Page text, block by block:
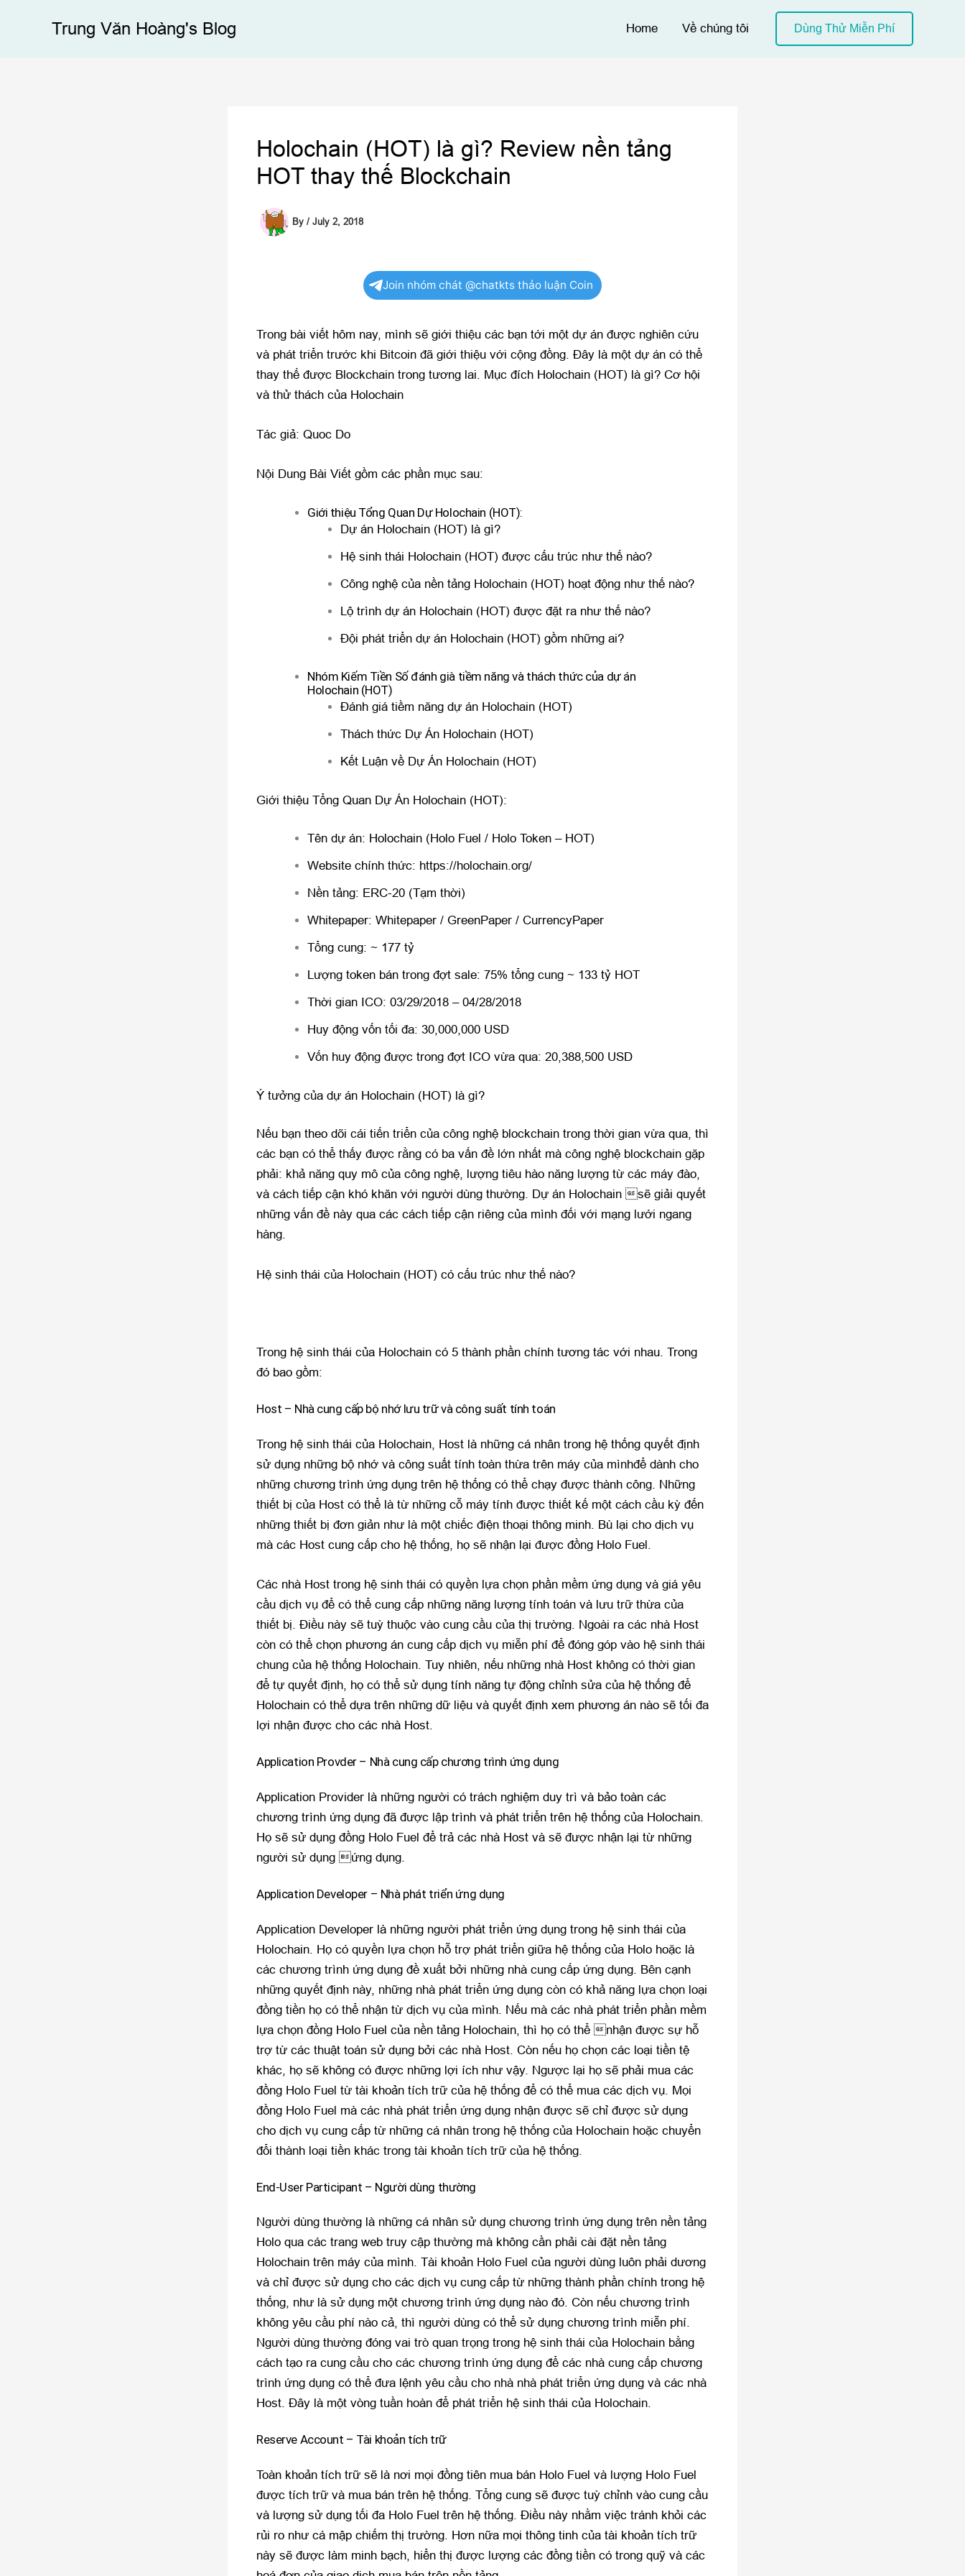
Trung Văn Hoàng's Blog Home Về chúng tôi Dùng Thử Miễn Phí
Holochain (HOT) là gì? Review nền tảng
HOT thay thế Blockchain
By / July 2, 2018
Join nhóm chát @chatkts thảo luận Coin
Trong bài viết hôm nay, mình sẽ giới thiệu các bạn tới một dự án được nghiên cứu
và phát triển trước khi Bitcoin đã giới thiệu với cộng đồng. Đây là một dự án có thể
thay thế được Blockchain trong tương lai. Mục đích Holochain (HOT) là gì? Cơ hội
và thử thách của Holochain
Tác giả: Quoc Do
Nội Dung Bài Viết gồm các phần mục sau:
Giới thiệu Tổng Quan Dự Holochain (HOT):
Dự án Holochain (HOT) là gì?
Hệ sinh thái Holochain (HOT) được cấu trúc như thế nào?
Công nghệ của nền tảng Holochain (HOT) hoạt động như thế nào?
Lộ trình dự án Holochain (HOT) được đặt ra như thế nào?
Đội phát triển dự án Holochain (HOT) gồm những ai?
Nhóm Kiếm Tiền Số đánh già tiềm năng và thách thức của dự án
Holochain (HOT)
Đánh giá tiềm năng dự án Holochain (HOT)
Thách thức Dự Án Holochain (HOT)
Kết Luận về Dự Án Holochain (HOT)
Giới thiệu Tổng Quan Dự Án Holochain (HOT):
Tên dự án: Holochain (Holo Fuel / Holo Token – HOT)
Website chính thức: https://holochain.org/
Nền tảng: ERC-20 (Tạm thời)
Whitepaper: Whitepaper / GreenPaper / CurrencyPaper
Tổng cung: ~ 177 tỷ
Lượng token bán trong đợt sale: 75% tổng cung ~ 133 tỷ HOT
Thời gian ICO: 03/29/2018 – 04/28/2018
Huy động vốn tối đa: 30,000,000 USD
Vốn huy động được trong đợt ICO vừa qua: 20,388,500 USD
Ý tưởng của dự án Holochain (HOT) là gì?
Nếu bạn theo dõi cái tiến triển của công nghệ blockchain trong thời gian vừa qua, thì
các bạn có thể thấy được rằng có ba vấn đề lớn nhất mà công nghệ blockchain gặp
phải: khả năng quy mô của công nghệ, lượng tiêu hào năng lượng từ các máy đào,
và cách tiếp cận khó khăn với người dùng thường. Dự án Holochain sẽ giải quyết
những vấn đề này qua các cách tiếp cận riêng của mình đối với mạng lưới ngang
hàng.
Hệ sinh thái của Holochain (HOT) có cấu trúc như thế nào?
Trong hệ sinh thái của Holochain có 5 thành phần chính tương tác với nhau. Trong
đó bao gồm:
Host – Nhà cung cấp bộ nhớ lưu trữ và công suất tính toán
Trong hệ sinh thái của Holochain, Host là những cá nhân trong hệ thống quyết định
sử dụng những bộ nhớ và công suất tính toàn thừa trên máy của mìnhđể dành cho
những chương trình ứng dụng trên hệ thống có thể chạy được thành công. Những
thiết bị của Host có thể là từ những cỗ máy tính được thiết kế một cách cầu kỳ đến
những thiết bị đơn giản như là một chiếc điện thoại thông minh. Bù lại cho dịch vụ
mà các Host cung cấp cho hệ thống, họ sẽ nhận lại được đồng Holo Fuel.
Các nhà Host trong hệ sinh thái có quyền lựa chọn phần mềm ứng dụng và giá yêu
cầu dịch vụ để có thể cung cấp những năng lượng tính toán và lưu trữ thừa của
thiết bị. Điều này sẽ tuỳ thuộc vào cung cầu của thị trường. Ngoài ra các nhà Host
còn có thể chọn phương án cung cấp dịch vụ miễn phí để đóng góp vào hệ sinh thái
chung của hệ thống Holochain. Tuy nhiên, nếu những nhà Host không có thời gian
để tự quyết định, họ có thể sử dụng tính năng tự động chỉnh sửa của hệ thống để
Holochain có thể dựa trên những dữ liệu và quyết định xem phương án nào sẽ tối đa
lợi nhận được cho các nhà Host.
Application Provder – Nhà cung cấp chương trình ứng dụng
Application Provider là những người có trách nghiệm duy trì và bảo toàn các
chương trình ứng dụng đã được lập trình và phát triển trên hệ thống của Holochain.
Họ sẽ sử dụng đồng Holo Fuel để trả các nhà Host và sẽ được nhận lại từ những
người sử dụng ứng dụng.
Application Developer – Nhà phát triển ứng dụng
Application Developer là những người phát triển ứng dụng trong hệ sinh thái của
Holochain. Họ có quyền lựa chọn hỗ trợ phát triển giữa hệ thống của Holo hoặc là
các chương trình ứng dụng đề xuất bởi những nhà cung cấp ứng dụng. Bên cạnh
những quyết định này, những nhà phát triển ứng dụng còn có khả năng lựa chọn loại
đồng tiền họ có thể nhận từ dịch vụ của mình. Nếu mà các nhà phát triển phần mềm
lựa chọn đồng Holo Fuel của nền tảng Holochain, thì họ có thể nhận được sự hỗ
trợ từ các thuật toán sử dụng bởi các nhà Host. Còn nếu họ chọn các loại tiền tệ
khác, họ sẽ không có được những lợi ích như vậy. Ngược lại họ sẽ phải mua các
đồng Holo Fuel từ tài khoản tích trữ của hệ thống để có thể mua các dịch vụ. Mọi
đồng Holo Fuel mà các nhà phát triển ứng dụng nhận được sẽ chỉ được sử dụng
cho dịch vụ cung cấp từ những cá nhân trong hệ thống của Holochain hoặc chuyển
đổi thành loại tiền khác trong tài khoản tích trữ của hệ thống.
End-User Participant – Người dùng thường
Người dùng thường là những cá nhân sử dụng chương trình ứng dụng trên nền tảng
Holo qua các trang web truy cập thường mà không cần phải cài đặt nền tảng
Holochain trên máy của mình. Tài khoản Holo Fuel của người dùng luôn phải dương
và chỉ được sử dụng cho các dịch vụ cung cấp từ những thành phần chính trong hệ
thống, như là sử dụng một chương trình ứng dụng nào đó. Còn nếu chương trình
không yêu cầu phí nào cả, thì người dùng có thể sử dụng chương trình miễn phí.
Người dùng thường đóng vai trò quan trọng trong hệ sinh thái của Holochain bằng
cách tạo ra cung cầu cho các chương trình ứng dụng để các nhà cung cấp chương
trình ứng dụng có thể đưa lệnh yêu cầu cho nhà nhà phát triển ứng dụng và các nhà
Host. Đây là một vòng tuần hoàn để phát triển hệ sinh thái của Holochain.
Reserve Account – Tài khoản tích trữ
Toàn khoản tích trữ sẽ là nơi mọi đồng tiên mua bán Holo Fuel và lượng Holo Fuel
được tích trữ và mua bán trên hệ thống. Tổng cung sẽ được tuỳ chỉnh vào cung cầu
và lượng sử dụng tối đa Holo Fuel trên hệ thống. Điều này nhằm việc tránh khỏi các
rủi ro như cá mập chiếm thị trường. Hơn nữa mọi thông tinh của tài khoản tích trữ
này sẽ được làm minh bạch, hiển thị được lượng các đồng tiền có trong quỹ và các